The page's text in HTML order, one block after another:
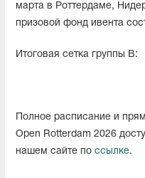
марта в Роттердаме,
призовой фонд ивента
Итоговая сетка группы B:
Полное расписание и
Open Rotterdam 2026
нашем сайте по ссылке.